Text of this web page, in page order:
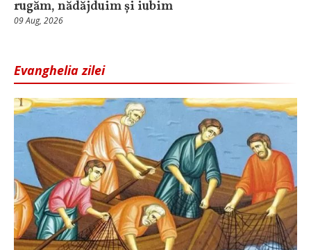
rugăm, nădăjduim și iubim
09 Aug, 2026
Evanghelia zilei